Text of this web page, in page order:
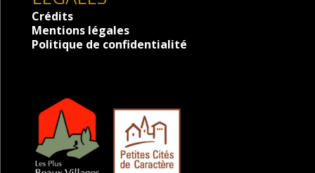
Crédits
Mentions légales
Politique de confidentialité